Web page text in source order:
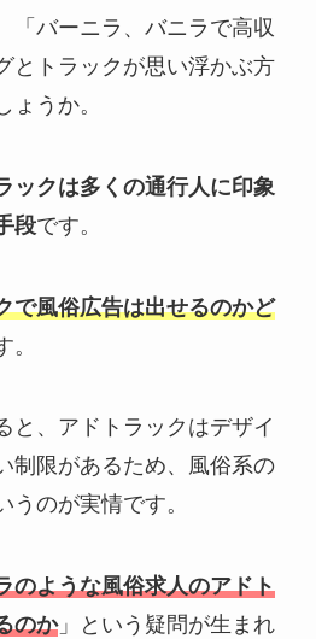
「バーニラ、バニラで高収
とトラックが思い浮かぶ方
ょうか。
ックは多くの通行人に印象
段です。
で風俗広告は出せるのかど
と、アドトラックはデザイ
制限があるため、風俗系の
うのが実情です。
のような風俗求人のアドト
のか」という疑問が生まれ